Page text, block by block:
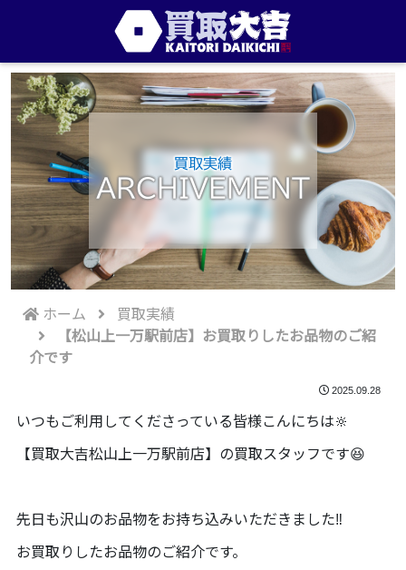
買取実績
ARCHIVEMENT
ホーム
買取実績
【松山上一万駅前店】お買取りしたお品物のご紹
介です
2025.09.28
いつもご利用してくださっている皆様こんにちは🔆
【買取大吉松山上一万駅前店】の買取スタッフです😆
先日も沢山のお品物をお持ち込みいただきました‼️
お買取りしたお品物のご紹介です。